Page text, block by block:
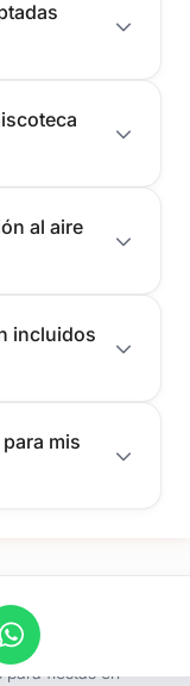
al aire
incluidos
mis
para fiestas en